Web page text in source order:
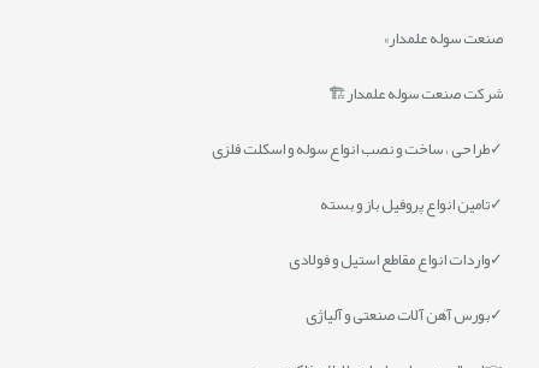
صنعت سوله علمدار»
شرکت صنعت سوله علمدار🏗
✓طراحی ، ساخت و نصب انواع سوله و اسکلت فلزی
✓تامین انواع پروفیل باز و بسته
✓واردات انواع مقاطع استیل و فولادی
✓بورس آهن آلات صنعتی و آلیاژی